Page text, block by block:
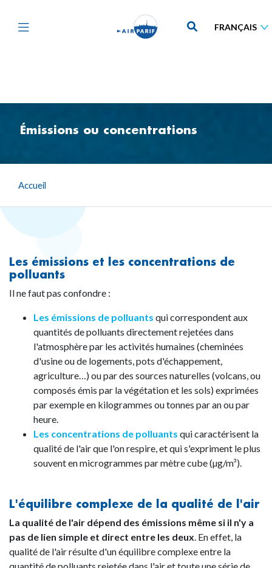
au
contenu
Émissions ou concentrations
Accueil
Les émissions et les concentrations de
polluants
Il ne faut pas confondre :
Les émissions de polluants qui correspondent aux
quantités de polluants directement rejetées dans
l'atmosphère par les activités humaines (cheminées
d'usine ou de logements, pots d'échappement,
agriculture…) ou par des sources naturelles (volcans, ou
composés émis par la végétation et les sols) exprimées
par exemple en kilogrammes ou tonnes par an ou par
heure.
Les concentrations de polluants qui caractérisent la
qualité de l'air que l'on respire, et qui s'expriment le plus
souvent en microgrammes par mètre cube (µg/m³).
L'équilibre complexe de la qualité de l'air
La qualité de l'air dépend des émissions même si il n'y a
pas de lien simple et direct entre les deux. En effet, la
qualité de l'air résulte d'un équilibre complexe entre la